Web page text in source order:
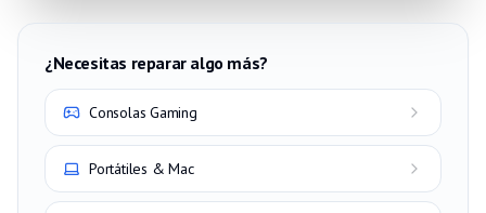
¿Necesitas reparar algo más?
Consolas Gaming
Portátiles & Mac